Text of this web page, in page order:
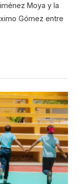
Moya y la
Gómez entre